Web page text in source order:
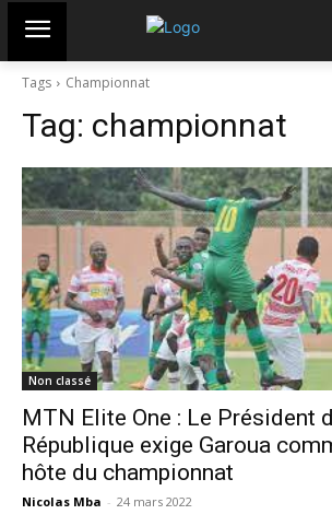
Tags Championnat
Tag: championnat
Non classé
MTN Elite One : Le Président
République exige Garoua
hôte du championnat
Nicolas Mba - 24 mars 2022